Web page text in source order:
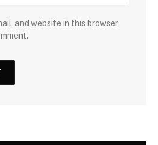
and website in this browser